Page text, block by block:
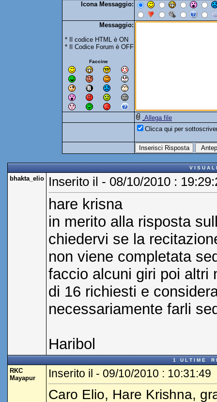
Icona Messaggio:
Messaggio:
* Il codice HTML è ON
* Il Codice Forum è OFF
Faccine
Allega file
Clicca qui per
V I S U A L
bhakta_elio Inserito il - 08/10/2010 :
hare krisna
in merito alla risposta
chiedervi se la
non viene completata
faccio alcuni giri poi altri
di 16 richiesti e
necessariamente farli
Haribol
1 U L T I M E R I
RKC
Mayapur
Inserito il - 09/10/2010 : 10:31:49
Caro Elio, Hare Krishna,